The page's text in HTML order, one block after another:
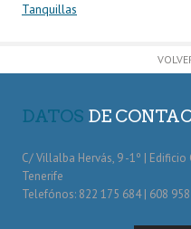
Tanquillas
DATOS DE
C/ Villalba Hervás, 9 -1º | Edificio
Tenerife
Telefónos: 822 175 684 | 608